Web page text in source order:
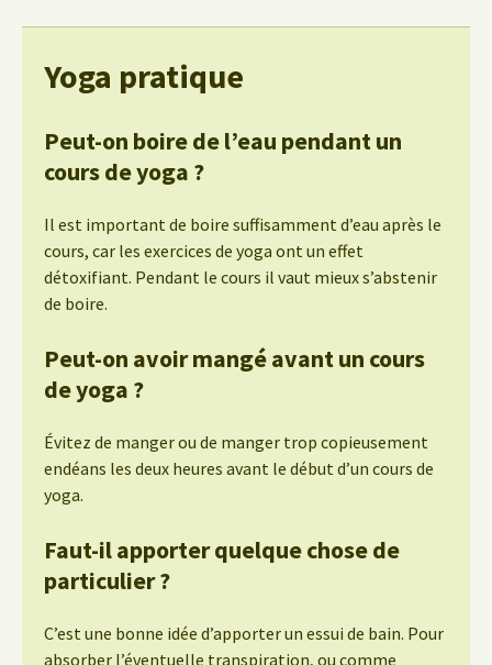
Yoga pratique
Peut-on boire de l’eau pendant un
cours de yoga ?
Il est important de boire suffisamment d’eau après le
cours, car les exercices de yoga ont un effet
détoxifiant. Pendant le cours il vaut mieux s’abstenir
de boire.
Peut-on avoir mangé avant un cours
de yoga ?
Évitez de manger ou de manger trop copieusement
endéans les deux heures avant le début d’un cours de
yoga.
Faut-il apporter quelque chose de
particulier ?
C’est une bonne idée d’apporter un essui de bain. Pour
absorber l’éventuelle transpiration, ou comme